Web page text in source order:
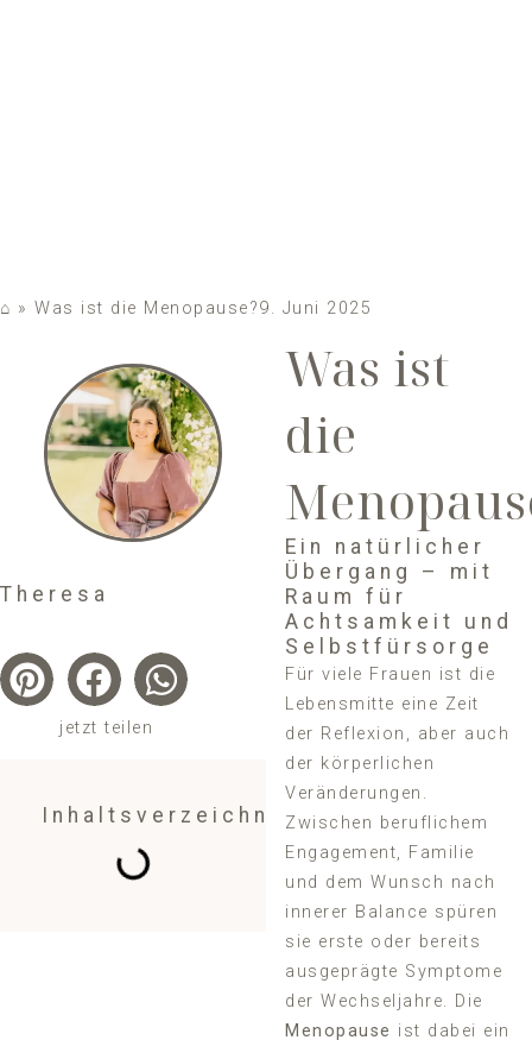
⌂ » Was ist die Menopause?9. Juni 2025
Theresa
jetzt teilen
Inhaltsverzeichnis
Was ist
die
Ein natürlicher
Übergang – mit
Raum für
Achtsamkeit und
Selbstfürsorge
Für viele Frauen ist die
Lebensmitte eine Zeit
der Reflexion, aber auch
der körperlichen
Veränderungen.
Zwischen beruflichem
Engagement, Familie
und dem Wunsch nach
innerer Balance spüren
sie erste oder bereits
ausgeprägte Symptome
der Wechseljahre. Die
Menopause ist dabei ein